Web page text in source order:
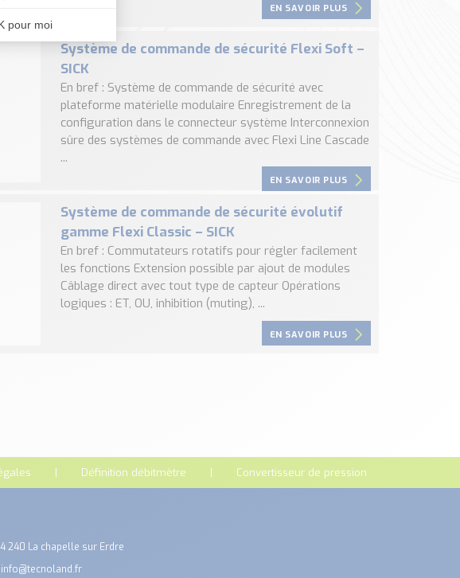
EN SAVOIR PLUS
Système de commande de sécurité Flexi Soft –
SICK
En bref : Système de commande de sécurité avec
plateforme matérielle modulaire Enregistrement de la
configuration dans le connecteur système Interconnexion
sûre des systèmes de commande avec Flexi Line Cascade
...
EN SAVOIR PLUS
Système de commande de sécurité évolutif
gamme Flexi Classic – SICK
En bref : Commutateurs rotatifs pour régler facilement
les fonctions Extension possible par ajout de modules
Câblage direct avec tout type de capteur Opérations
logiques : ET, OU, inhibition (muting), ...
EN SAVOIR PLUS
Définition débitmètre Convertisseur de pression
240 La chapelle sur Erdre
info@tecnoland.fr